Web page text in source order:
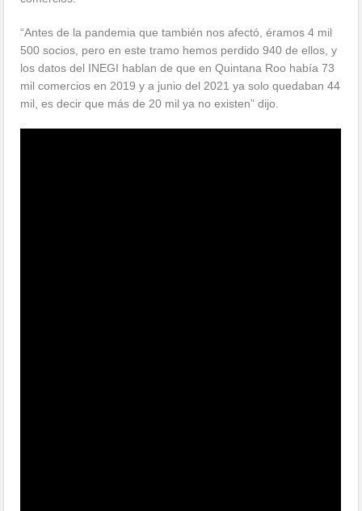
“Antes de la pandemia que también nos afectó, éramos 4 mil
500 socios, pero en este tramo hemos perdido 940 de ellos, y
los datos del INEGI hablan de que en Quintana Roo había 73
mil comercios en 2019 y a junio del 2021 ya solo quedaban 44
mil, es decir que más de 20 mil ya no existen” dijo.